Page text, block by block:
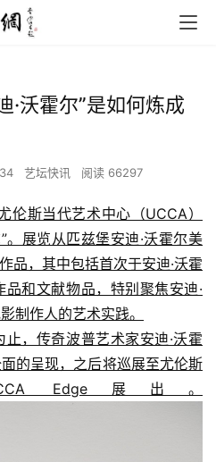
·沃霍尔”是如何炼成
艺坛快讯 阅读 66297
伦斯当代艺术中心（UCCA）
。展览从匹兹堡安迪·沃霍尔美
品，其中包括首次于安迪·沃霍
和文献物品，特别聚焦安迪·
制作人的艺术实践。
，传奇波普艺术家安迪·沃霍
的呈现，之后将巡展至尤伦斯
Edge展出。